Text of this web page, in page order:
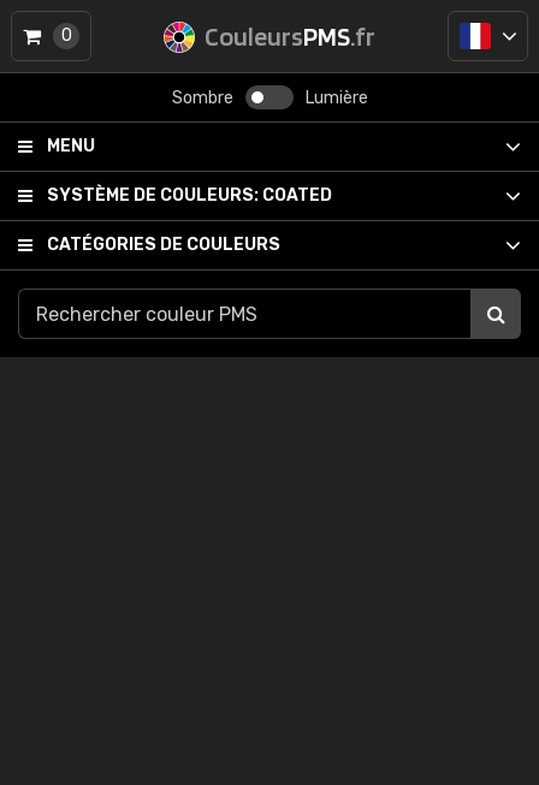
CouleursPMS.fr
Sombre Lumière
MENU
SYSTÈME DE COULEURS: COATED
CATÉGORIES DE COULEURS
0